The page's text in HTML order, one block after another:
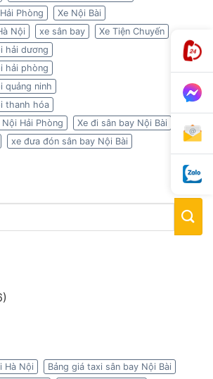
Phòng
Xe Nội Bài
Nội
xe sân bay
Xe Tiện Chuyến
hải dương
hải phòng
quảng ninh
thanh hóa
Hải Phòng
Xe đi sân bay Nội Bài
xe đưa đón sân bay Nội Bài
Hà Nội
Bảng giá taxi sân bay Nội Bài